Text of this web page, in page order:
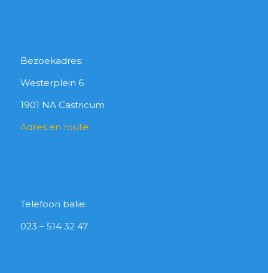
Bezoekadres:
Westerplein 6
1901 NA Castricum
Adres en route
Telefoon balie:
023 – 514 32 47